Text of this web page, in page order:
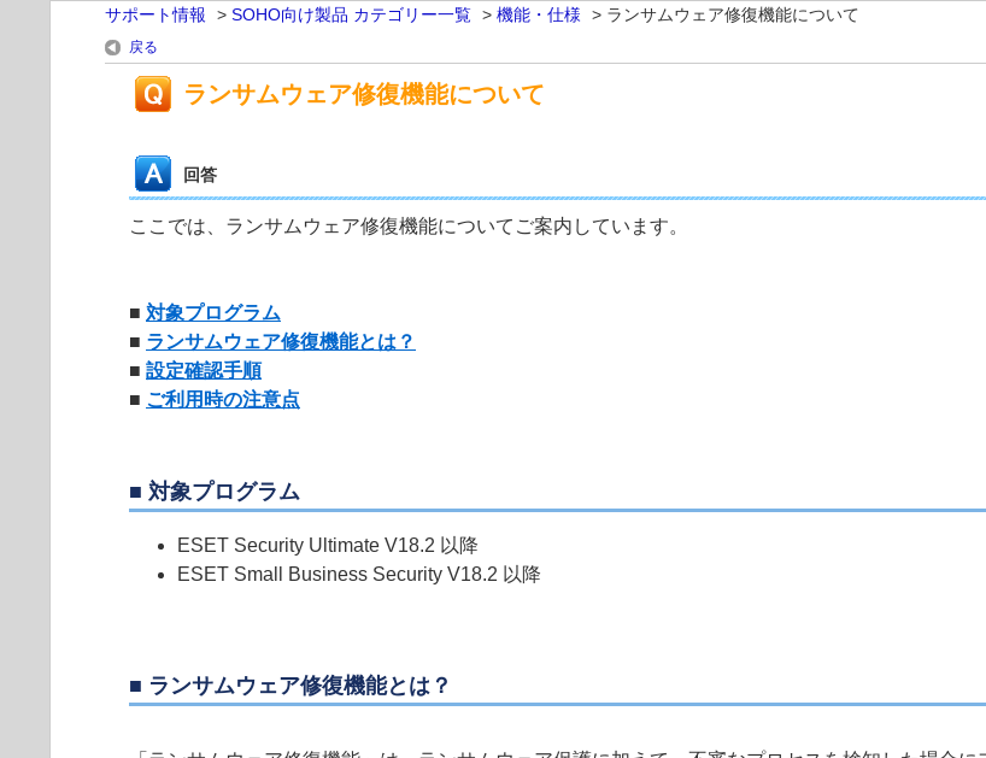
サポート情報 > SOHO向け製品 カテゴリー一覧 > 機能・仕様 > ランサムウェア修復機能について
戻る
ランサムウェア修復機能について
回答
ここでは、ランサムウェア修復機能についてご案内しています。
■ 対象プログラム
■ ランサムウェア修復機能とは？
■ 設定確認手順
■ ご利用時の注意点
■ 対象プログラム
ESET Security Ultimate V18.2 以降
ESET Small Business Security V18.2 以降
■ ランサムウェア修復機能とは？